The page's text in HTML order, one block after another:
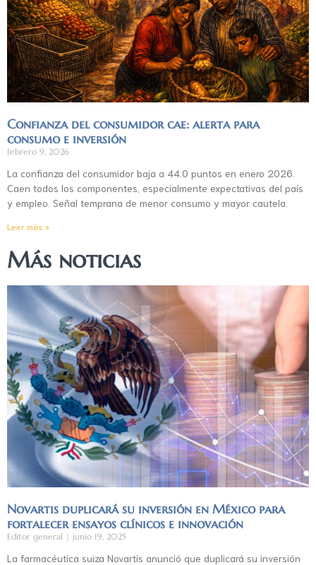
Confianza del consumidor cae: alerta para
consumo e inversión
febrero 9, 2026
La confianza del consumidor baja a 44.0 puntos en enero 2026.
Caen todos los componentes, especialmente expectativas del país
y empleo. Señal temprana de menor consumo y mayor cautela.
Leer más »
Más noticias
Novartis duplicará su inversión en México para
fortalecer ensayos clínicos e innovación
Editor general junio 19, 2025
La farmacéutica suiza Novartis anunció que duplicará su inversión